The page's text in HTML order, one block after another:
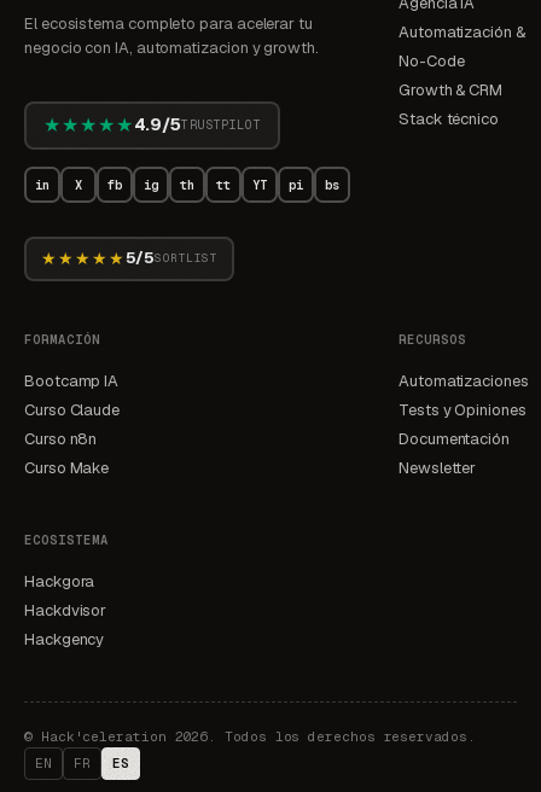
El ecosistema completo para acelerar tu
negocio con IA, automatizacion y growth.
★★★★★4.9/5TRUSTPILOT
in X fb ig th tt YT pi bs
★★★★★ 5/5SORTLIST
Automatización &
No-Code
Growth & CRM
Stack técnico
FORMACIÓN
Bootcamp IA
Curso Claude
Curso n8n
Curso Make
RECURSOS
Automatizaciones
Tests y Opiniones
Documentación
Newsletter
ECOSISTEMA
Hackgora
Hackdvisor
Hackgency
© Hack'celeration 2026. Todos los derechos reservados.
EN
FR ES